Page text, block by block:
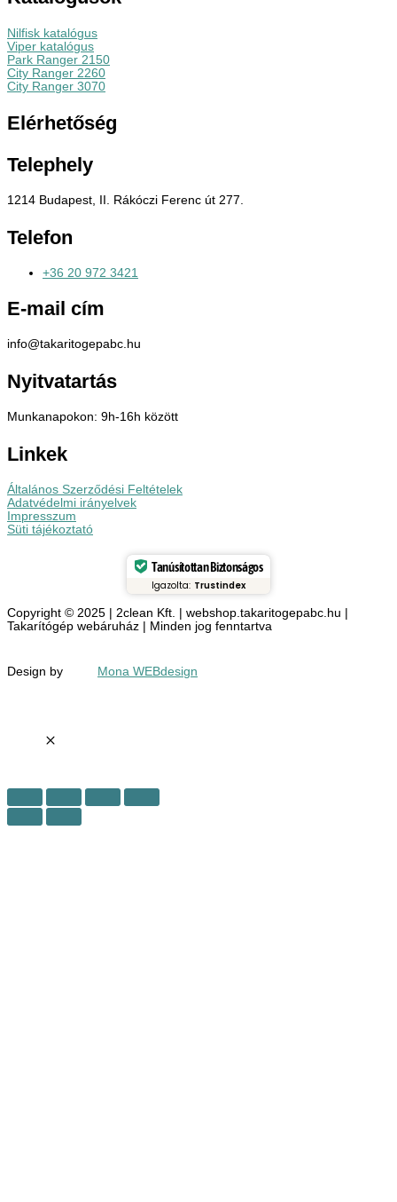
Nilfisk katalógus
Viper katalógus
Park Ranger 2150
City Ranger 2260
City Ranger 3070
Elérhetőség
Telephely
1214 Budapest, II. Rákóczi Ferenc út 277.
Telefon
+36 20 972 3421
E-mail cím
info@takaritogepabc.hu
Nyitvatartás
Munkanapokon: 9h-16h között
Linkek
Általános Szerződési Feltételek
Adatvédelmi irányelvek
Impresszum
Süti tájékoztató
Tanúsítottan Biztonságos
Igazolta: Trustindex
Copyright © 2025 | 2clean Kft. | webshop.takaritogepabc.hu |
Takarítógép webáruház | Minden jog fenntartva
Design by Mona WEBdesign